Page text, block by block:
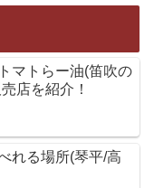
マトらー油(笛吹の
店を紹介！
れる場所(琴平/高